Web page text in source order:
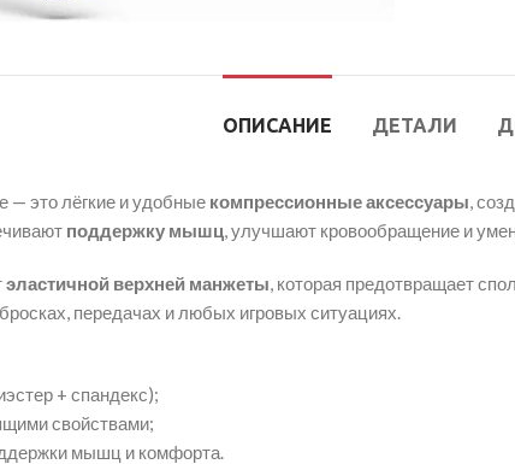
ОПИСАНИЕ ДЕТАЛИ
— это лёгкие и удобные компрессионные аксессуары,
поддержку мышц, улучшают кровообращение и
эластичной верхней манжеты, которая предотвращает
передачах и любых игровых ситуациях.
+ спандекс);
свойствами;
мышц и комфорта.